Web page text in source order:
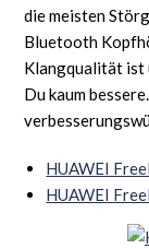
die meisten
Bluetooth
Klangqualität ist
Du kaum
HUAWEI
HUAWEI